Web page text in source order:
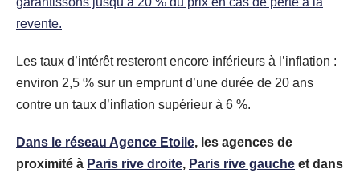
revente.
Les taux d’intérêt resteront encore inférieurs à l’inflation :
environ 2,5 % sur un emprunt d’une durée de 20 ans
contre un taux d’inflation supérieur à 6 %.
Dans le réseau Agence Etoile, les agences de
proximité à Paris rive droite, Paris rive gauche et dans